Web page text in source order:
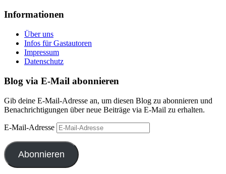
Informationen
Über uns
Infos für Gastautoren
Impressum
Datenschutz
Blog via E-Mail abonnieren
Gib deine E-Mail-Adresse an, um diesen Blog zu abonnieren und
Benachrichtigungen über neue Beiträge via E-Mail zu erhalten.
E-Mail-Adresse
Abonnieren